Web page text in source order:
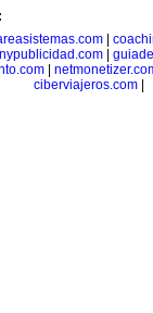
|
ciberviajeros.com